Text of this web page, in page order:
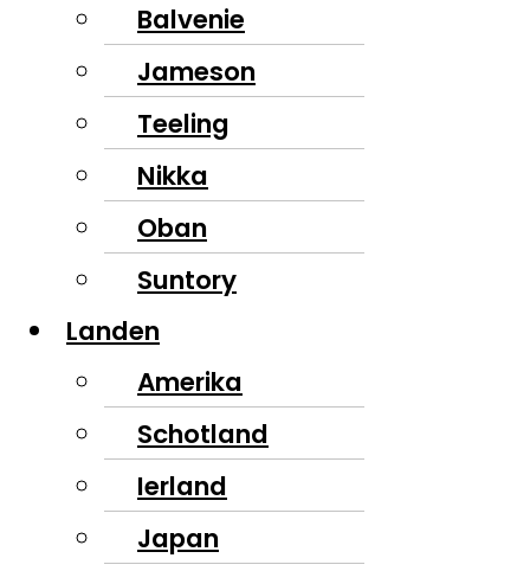
Balvenie
Jameson
Teeling
Nikka
Oban
Suntory
Landen
Amerika
Schotland
Ierland
Japan